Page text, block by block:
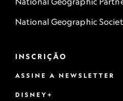
National Geographic
INSCRIÇÃO
ASSINE A NEWSLETTER
DISNEY+